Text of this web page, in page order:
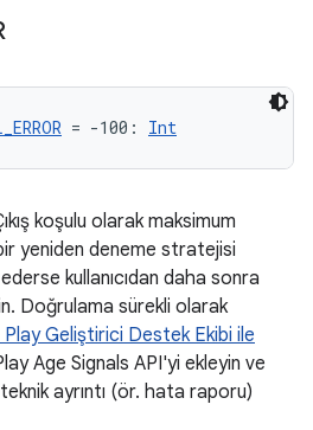
= -100: Int
koşulu olarak maksimum
yeniden deneme stratejisi
kullanıcıdan daha sonra
Doğrulama sürekli olarak
Geliştirici Destek Ekibi ile
Age Signals API'yi ekleyin ve
ayrıntı (ör. hata raporu)